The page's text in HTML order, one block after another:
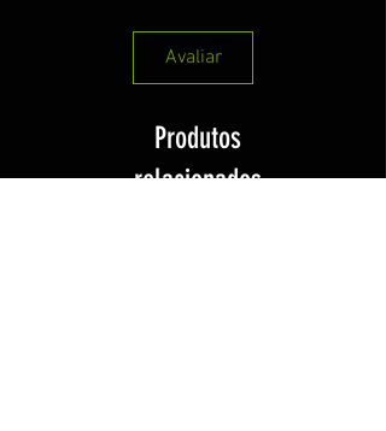
Avaliar
Produtos
relacionados